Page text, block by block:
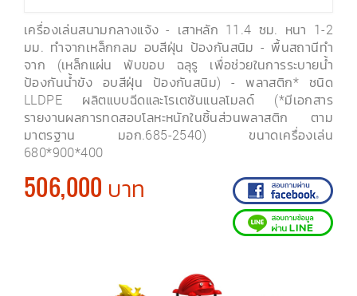
เครื่องเล่นสนามกลางแจ้ง - เสาหลัก 11.4 ซม. หนา 1-2
มม. ทำจากเหล็กกลม อบสีฝุ่น ป้องกันสนิม - พื้นสถานีทำ
จาก (เหล็กแผ่น พับขอบ ฉลุรู เพื่อช่วยในการระบายน้ำ
ป้องกันน้ำขัง อบสีฝุ่น ป้องกันสนิม) - พลาสติก* ชนิด
LLDPE ผลิตแบบฉีดและโรเตชันแนลโมลด์ (*มีเอกสาร
รายงานผลการทดสอบโลหะหนักในชิ้นส่วนพลาสติก ตาม
มาตรฐาน มอก.685-2540) ขนาดเครื่องเล่น
680*900*400
506,000 บาท